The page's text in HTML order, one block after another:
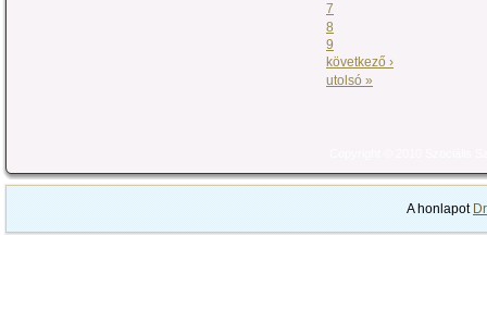
7
8
9
következő ›
utolsó »
A honlapot